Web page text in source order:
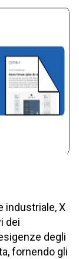
industriale, X
dei
degli
fornendo gli